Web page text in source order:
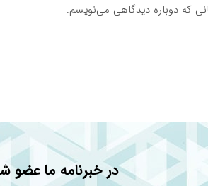
که دوباره دیدگاهی می‌نویسم.
در خبرنامه ما عضو